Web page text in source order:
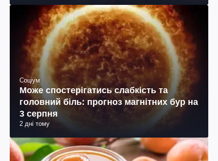
Соціум
Може спостерігатись слабкість та
головний біль: прогноз магнітних бур на
3 серпня
2 дні тому